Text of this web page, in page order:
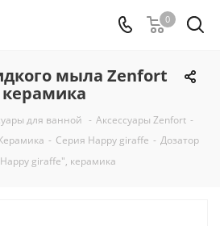
0
мыла Zenfort
для ванной - Аксессуары Zenfort -
- Серия Happy giraffe - Дозатор
giraffe", керамика